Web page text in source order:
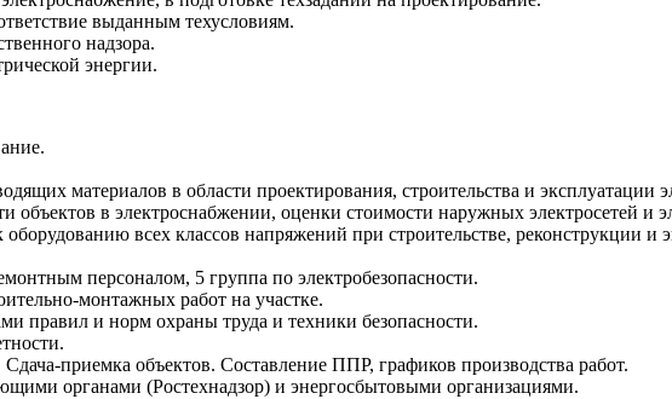
выданным техусловиям.
надзора.
энергии.
материалов в области проектирования, строительства и эксплуатации
объектов в электроснабжении, оценки стоимости наружных электросетей и
всех классов напряжений при строительстве, реконструкции и
персоналом, 5 группа по электробезопасности.
монтажных работ на участке.
правил и норм охраны труда и техники безопасности.
приемка объектов. Составление ППР, графиков производства работ.
органами (Ростехнадзор) и энергосбытовыми организациями.